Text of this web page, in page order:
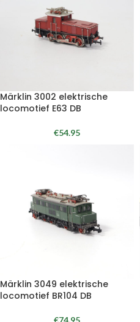
Märklin 3002 elektrische
locomotief E63 DB
€54.95
Märklin 3049 elektrische
locomotief BR104 DB
€74.95